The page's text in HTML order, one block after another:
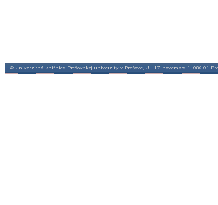
© Univerzitná knižnica Prešovskej univerzity v Prešove, Ul. 17. novembra 1, 080 01